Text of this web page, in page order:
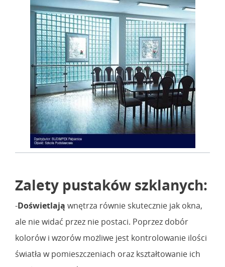
Zalety pustaków szklanych:
-Doświetlają wnętrza równie skutecznie jak okna,
ale nie widać przez nie postaci. Poprzez dobór
kolorów i wzorów możliwe jest kontrolowanie ilości
światła w pomieszczeniach oraz kształtowanie ich